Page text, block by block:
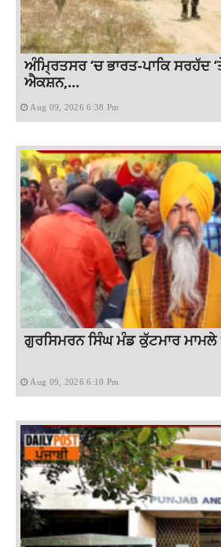
ਅੰਮ੍ਰਿਤਸਰ ‘ਚ ਭਾਰਤ-ਪਾਕਿ ਸਰਹੱਦ
ਐਕਸ਼ਨ,...
Aug 09, 2026 6:38 Pm
ਗੁਰਸਿਮਰਨ ਸਿੰਘ ਮੰਡ ਕੁੱਟਮਾਰ ਮਾਮਲੇ
Aug 09, 2026 6:10 Pm